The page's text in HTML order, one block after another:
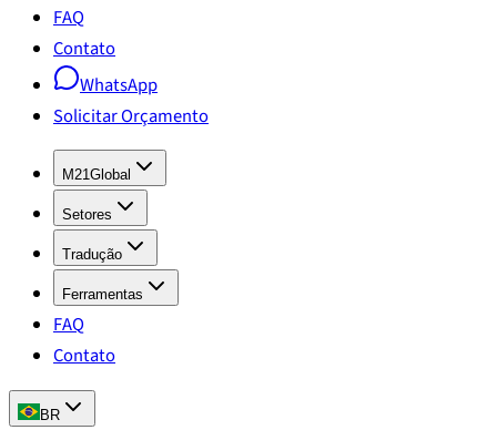
FAQ
Contato
WhatsApp
Solicitar Orçamento
M21Global
Setores
Tradução
Ferramentas
FAQ
Contato
BR